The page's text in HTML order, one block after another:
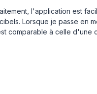
l'application est
Lorsque je passe en
comparable à celle d'une